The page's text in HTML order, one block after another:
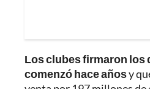
Los clubes firmaron los
comenzó hace añosy